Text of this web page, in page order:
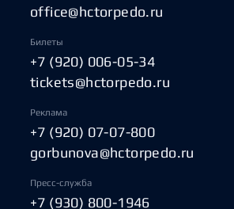
office@hctorpedo.ru
Билеты
+7 (920) 006-05-34
tickets@hctorpedo.ru
Реклама
+7 (920) 07-07-800
gorbunova@hctorpedo.ru
Пресс-служба
+7 (930) 800-1946